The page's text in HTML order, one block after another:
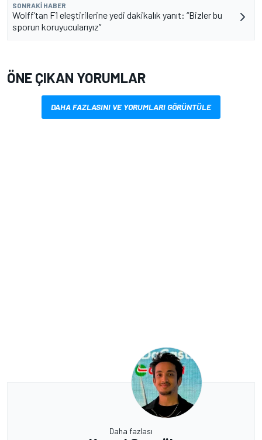
SONRAKI HABER
Wolff’tan F1 eleştirilerine yedi dakikalık yanıt: “Bizler bu
sporun koruyucularıyız”
ÖNE ÇIKAN YORUMLAR
DAHA FAZLASINI VE YORUMLARI GÖRÜNTÜLE
Daha fazlası